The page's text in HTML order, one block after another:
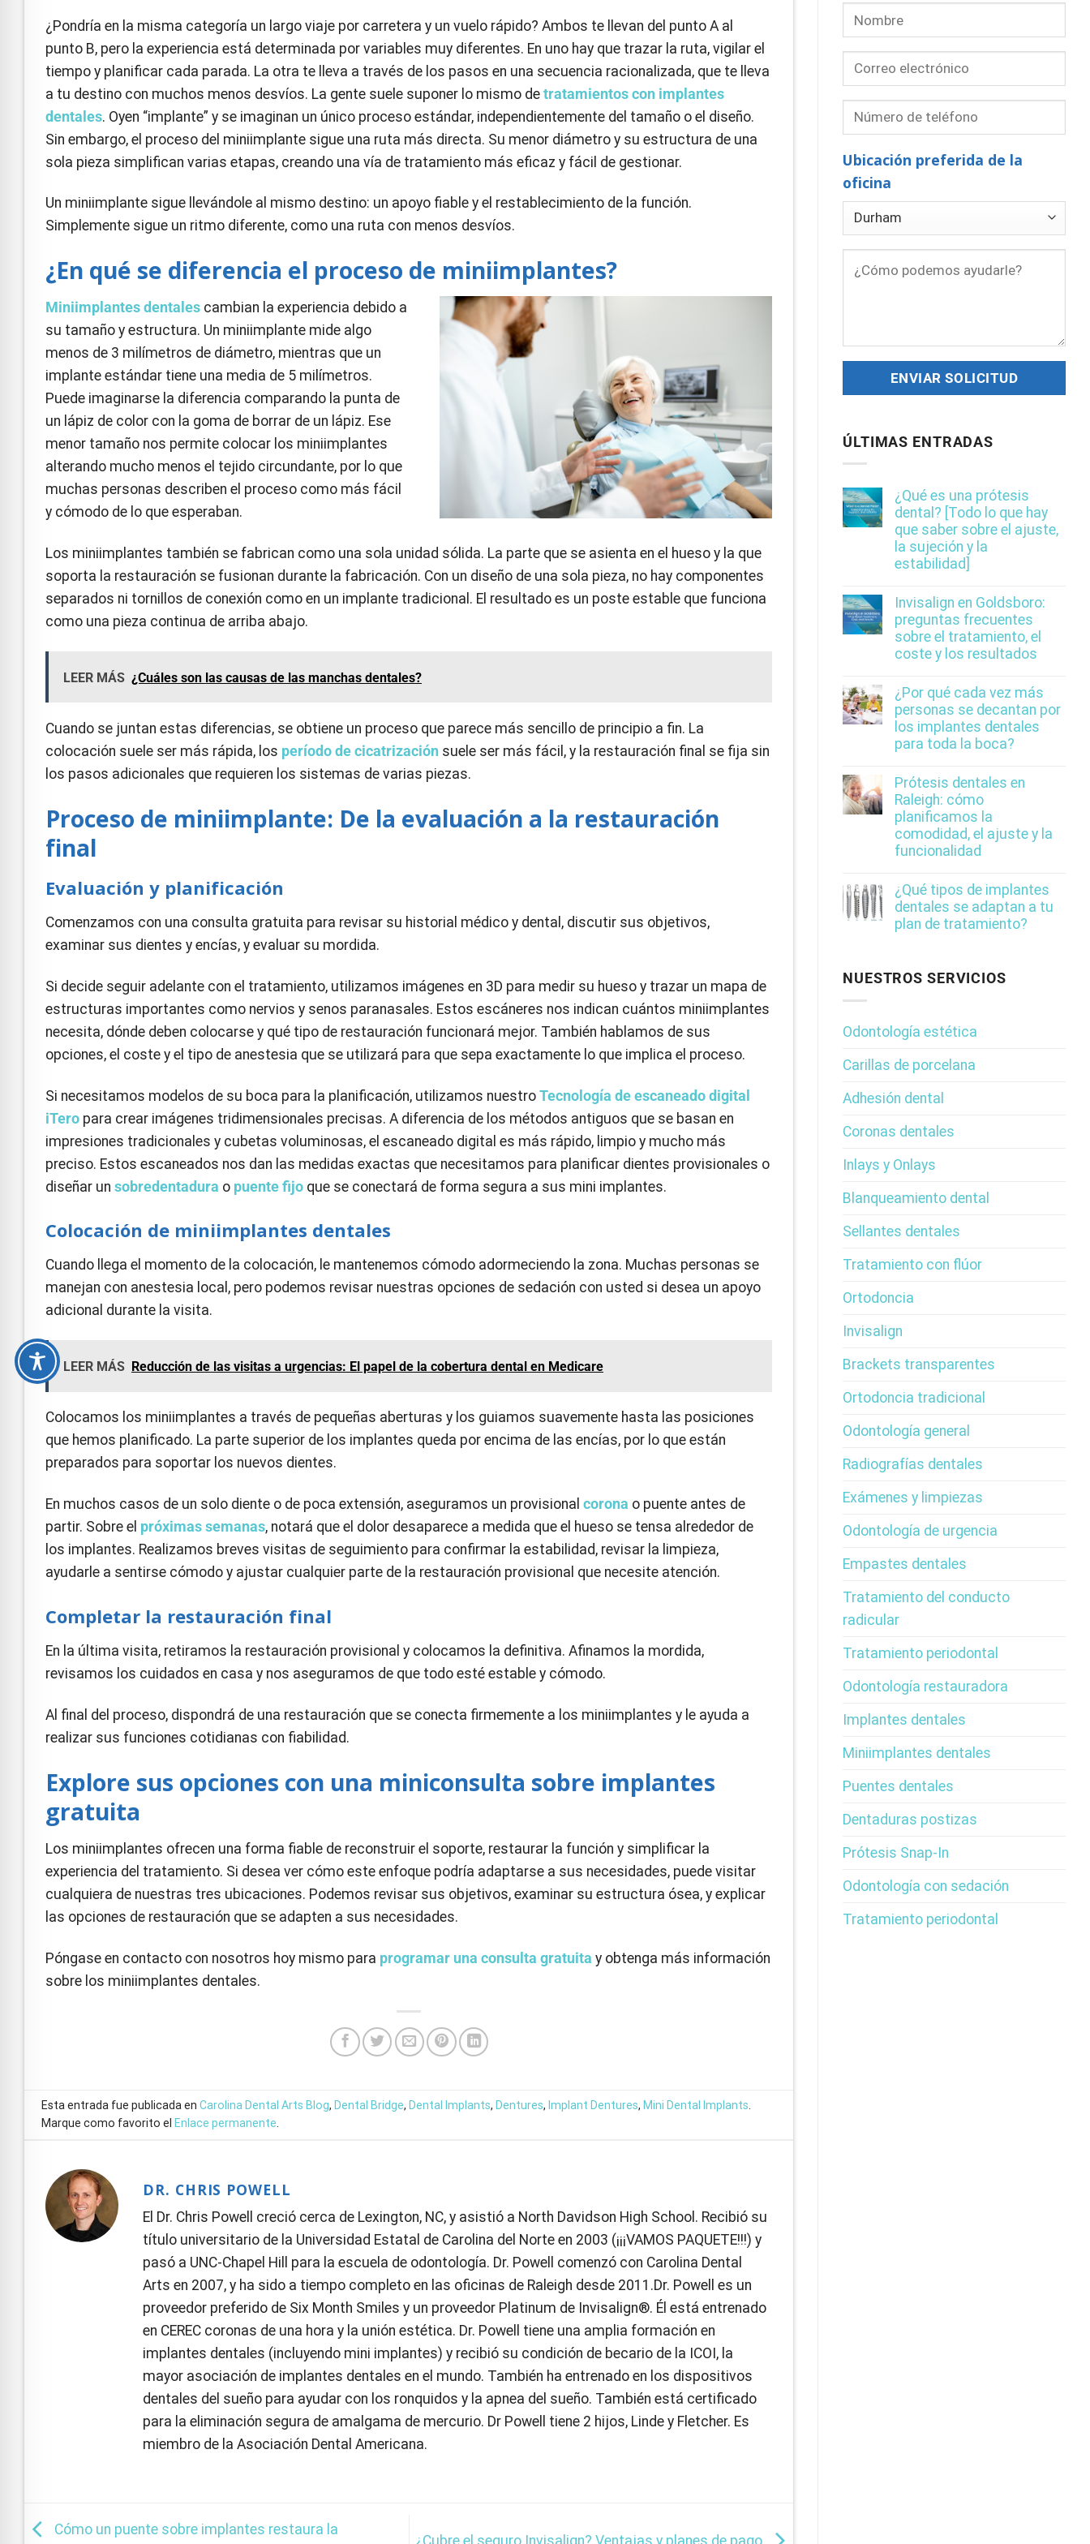
¿Pondría en la misma categoría un largo viaje por carretera y un vuelo rápido? Ambos te llevan del punto A al
punto B, pero la experiencia está determinada por variables muy diferentes. En uno hay que trazar la ruta, vigilar el
tiempo y planificar cada parada. La otra te lleva a través de los pasos en una secuencia racionalizada, que te lleva
a tu destino con muchos menos desvíos. La gente suele suponer lo mismo detratamientos con implantes
dentales. Oyen “implante” y se imaginan un único proceso estándar, independientemente del tamaño o el diseño.
Sin embargo, el proceso del miniimplante sigue una ruta más directa. Su menor diámetro y su estructura de una
sola pieza simplifican varias etapas, creando una vía de tratamiento más eficaz y fácil de gestionar.
Un miniimplante sigue llevándole al mismo destino: un apoyo fiable y el restablecimiento de la función.
Simplemente sigue un ritmo diferente, como una ruta con menos desvíos.
¿En qué se diferencia el proceso de miniimplantes?
Miniimplantes dentales cambian la experiencia debido a
su tamaño y estructura. Un miniimplante mide algo
menos de 3 milímetros de diámetro, mientras que un
implante estándar tiene una media de 5 milímetros.
Puede imaginarse la diferencia comparando la punta de
un lápiz de color con la goma de borrar de un lápiz. Ese
menor tamaño nos permite colocar los miniimplantes
alterando mucho menos el tejido circundante, por lo que
muchas personas describen el proceso como más fácil
y cómodo de lo que esperaban.
Los miniimplantes también se fabrican como una sola unidad sólida. La parte que se asienta en el hueso y la que
soporta la restauración se fusionan durante la fabricación. Con un diseño de una sola pieza, no hay componentes
separados ni tornillos de conexión como en un implante tradicional. El resultado es un poste estable que funciona
como una pieza continua de arriba abajo.
LEER MÁS ¿Cuáles son las causas de las manchas dentales?
Cuando se juntan estas diferencias, se obtiene un proceso que parece más sencillo de principio a fin. La
colocación suele ser más rápida, los período de cicatrización suele ser más fácil, y la restauración final se fija sin
los pasos adicionales que requieren los sistemas de varias piezas.
Proceso de miniimplante: De la evaluación a la restauración
final
Evaluación y planificación
Comenzamos con una consulta gratuita para revisar su historial médico y dental, discutir sus objetivos,
examinar sus dientes y encías, y evaluar su mordida.
Si decide seguir adelante con el tratamiento, utilizamos imágenes en 3D para medir su hueso y trazar un mapa de
estructuras importantes como nervios y senos paranasales. Estos escáneres nos indican cuántos miniimplantes
necesita, dónde deben colocarse y qué tipo de restauración funcionará mejor. También hablamos de sus
opciones, el coste y el tipo de anestesia que se utilizará para que sepa exactamente lo que implica el proceso.
Si necesitamos modelos de su boca para la planificación, utilizamos nuestroTecnología de escaneado digital
iTero para crear imágenes tridimensionales precisas. A diferencia de los métodos antiguos que se basan en
impresiones tradicionales y cubetas voluminosas, el escaneado digital es más rápido, limpio y mucho más
preciso. Estos escaneados nos dan las medidas exactas que necesitamos para planificar dientes provisionales o
diseñar unsobredentadura o puente fijo que se conectará de forma segura a sus mini implantes.
Colocación de miniimplantes dentales
Cuando llega el momento de la colocación, le mantenemos cómodo adormeciendo la zona. Muchas personas se
manejan con anestesia local, pero podemos revisar nuestras opciones de sedación con usted si desea un apoyo
adicional durante la visita.
LEER MÁS Reducción de las visitas a urgencias: El papel de la cobertura dental en Medicare
Colocamos los miniimplantes a través de pequeñas aberturas y los guiamos suavemente hasta las posiciones
que hemos planificado. La parte superior de los implantes queda por encima de las encías, por lo que están
preparados para soportar los nuevos dientes.
En muchos casos de un solo diente o de poca extensión, aseguramos un provisionalcorona o puente antes de
partir. Sobre el próximas semanas, notará que el dolor desaparece a medida que el hueso se tensa alrededor de
los implantes. Realizamos breves visitas de seguimiento para confirmar la estabilidad, revisar la limpieza,
ayudarle a sentirse cómodo y ajustar cualquier parte de la restauración provisional que necesite atención.
Completar la restauración final
En la última visita, retiramos la restauración provisional y colocamos la definitiva. Afinamos la mordida,
revisamos los cuidados en casa y nos aseguramos de que todo esté estable y cómodo.
Al final del proceso, dispondrá de una restauración que se conecta firmemente a los miniimplantes y le ayuda a
realizar sus funciones cotidianas con fiabilidad.
Explore sus opciones con una miniconsulta sobre implantes
gratuita
Los miniimplantes ofrecen una forma fiable de reconstruir el soporte, restaurar la función y simplificar la
experiencia del tratamiento. Si desea ver cómo este enfoque podría adaptarse a sus necesidades, puede visitar
cualquiera de nuestras tres ubicaciones. Podemos revisar sus objetivos, examinar su estructura ósea, y explicar
las opciones de restauración que se adapten a sus necesidades.
Póngase en contacto con nosotros hoy mismo para programar una consulta gratuita y obtenga más información
sobre los miniimplantes dentales.
Esta entrada fue publicada enCarolina Dental Arts Blog, Dental Bridge, Dental Implants, Dentures, Implant Dentures, Mini Dental Implants.
Marque como favorito el Enlace permanente.
DR. CHRIS POWELL
El Dr. Chris Powell creció cerca de Lexington, NC, y asistió a North Davidson High School. Recibió su
título universitario de la Universidad Estatal de Carolina del Norte en 2003 (¡¡¡VAMOS PAQUETE!!!) y
pasó a UNC-Chapel Hill para la escuela de odontología. Dr. Powell comenzó con Carolina Dental
Arts en 2007, y ha sido a tiempo completo en las oficinas de Raleigh desde 2011.Dr. Powell es un
proveedor preferido de Six Month Smiles y un proveedor Platinum de Invisalign®. Él está entrenado
en CEREC coronas de una hora y la unión estética. Dr. Powell tiene una amplia formación en
implantes dentales (incluyendo mini implantes) y recibió su condición de becario de la ICOI, la
mayor asociación de implantes dentales en el mundo. También ha entrenado en los dispositivos
dentales del sueño para ayudar con los ronquidos y la apnea del sueño. También está certificado
para la eliminación segura de amalgama de mercurio. Dr Powell tiene 2 hijos, Linde y Fletcher. Es
miembro de la Asociación Dental Americana.
Cómo un puente sobre implantes restaura la
¿Cubre el seguro Invisalign? Ventajas y planes de pago
Ubicación preferida de la
oficina
ÚLTIMAS ENTRADAS
¿Qué es una prótesis
dental? [Todo lo que hay
que saber sobre el ajuste,
la sujeción y la
estabilidad]
Invisalign en Goldsboro:
preguntas frecuentes
sobre el tratamiento, el
coste y los resultados
¿Por qué cada vez más
personas se decantan por
los implantes dentales
para toda la boca?
Prótesis dentales en
Raleigh: cómo
planificamos la
comodidad, el ajuste y la
funcionalidad
¿Qué tipos de implantes
dentales se adaptan a tu
plan de tratamiento?
NUESTROS SERVICIOS
Odontología estética
Carillas de porcelana
Adhesión dental
Coronas dentales
Inlays y Onlays
Blanqueamiento dental
Sellantes dentales
Tratamiento con flúor
Ortodoncia
Invisalign
Brackets transparentes
Ortodoncia tradicional
Odontología general
Radiografías dentales
Exámenes y limpiezas
Odontología de urgencia
Empastes dentales
Tratamiento del conducto
radicular
Tratamiento periodontal
Odontología restauradora
Implantes dentales
Miniimplantes dentales
Puentes dentales
Dentaduras postizas
Prótesis Snap-In
Odontología con sedación
Tratamiento periodontal
Mode
Mode